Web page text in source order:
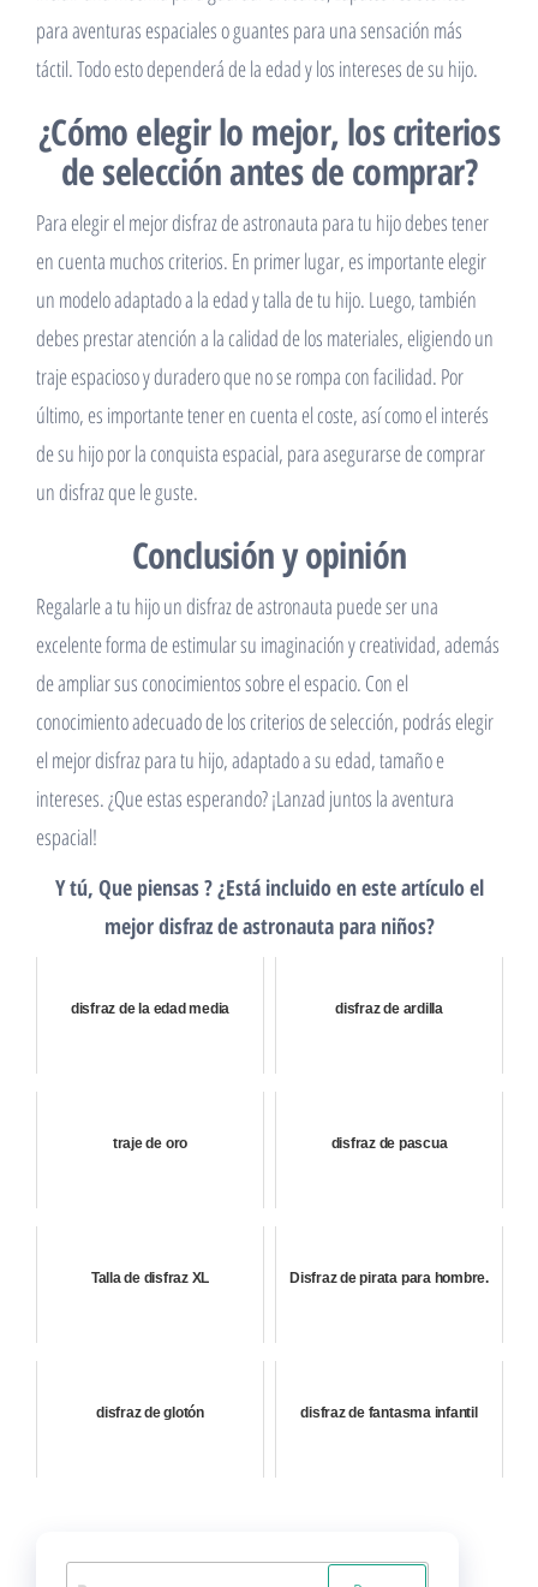
incluir una mochila para guardar artículos, zapatos resistentes
para aventuras espaciales o guantes para una sensación más
táctil. Todo esto dependerá de la edad y los intereses de su hijo.
¿Cómo elegir lo mejor, los criterios
de selección antes de comprar?
Para elegir el mejor disfraz de astronauta para tu hijo debes tener
en cuenta muchos criterios. En primer lugar, es importante elegir
un modelo adaptado a la edad y talla de tu hijo. Luego, también
debes prestar atención a la calidad de los materiales, eligiendo un
traje espacioso y duradero que no se rompa con facilidad. Por
último, es importante tener en cuenta el coste, así como el interés
de su hijo por la conquista espacial, para asegurarse de comprar
un disfraz que le guste.
Conclusión y opinión
Regalarle a tu hijo un disfraz de astronauta puede ser una
excelente forma de estimular su imaginación y creatividad, además
de ampliar sus conocimientos sobre el espacio. Con el
conocimiento adecuado de los criterios de selección, podrás elegir
el mejor disfraz para tu hijo, adaptado a su edad, tamaño e
intereses. ¿Que estas esperando? ¡Lanzad juntos la aventura
espacial!
Y tú, Que piensas ? ¿Está incluido en este artículo el
mejor disfraz de astronauta para niños?